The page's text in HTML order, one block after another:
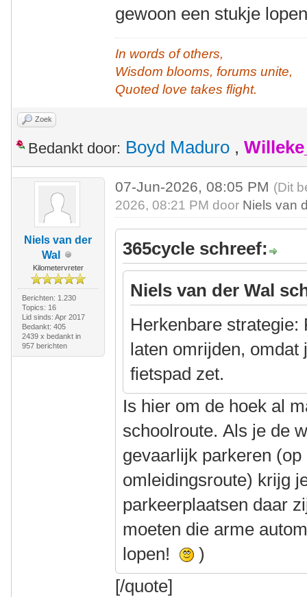
gewoon een stukje
In words of others,
Wisdom blooms, forums unite,
Quoted love takes flight.
Zoek
Bedankt door: Boyd Maduro ,
Niels van der
Wal
Kilometervreter
Berichten: 1.230
Topics: 16
Lid sinds: Apr 2017
Bedankt: 405
2439 x bedankt in
957 berichten
07-Jun-2026, 08:05 PM (Dit
2026, 08:21 PM door Niels van
365cycle schreef:
Niels van der Wal
Herkenbare
laten omrijden, omdat
fietspad zet.
Is hier om de hoek al
schoolroute. Als je de
gevaarlijk parkeren
omleidingsroute) krijg
parkeerplaatsen daar
moeten die arme
lopen!
)
[/quote]